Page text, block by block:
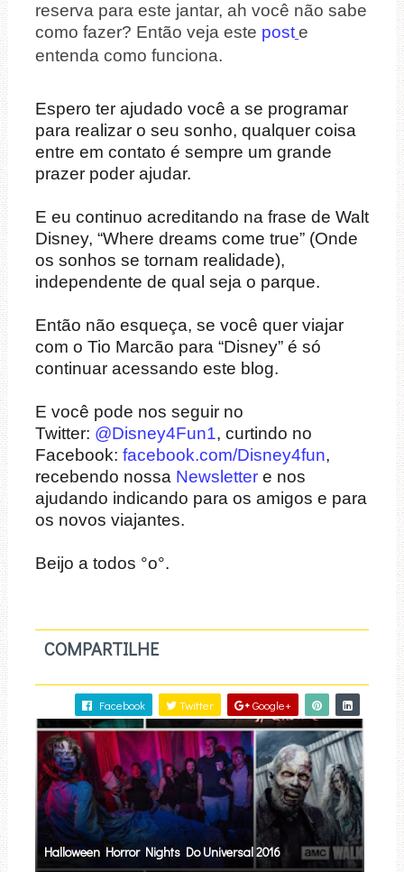
reserva para este jantar, ah você não sabe
como fazer? Então veja este poste
entenda como funciona.
Espero ter ajudado você a se programar
para realizar o seu sonho, qualquer coisa
entre em contato é sempre um grande
prazer poder ajudar.
E eu continuo acreditando na frase de Walt
Disney, “Where dreams come true” (Onde
os sonhos se tornam realidade),
independente de qual seja o parque.
Então não esqueça, se você quer viajar
com o Tio Marcão para “Disney” é só
continuar acessando este blog.
E você pode nos seguir no
Twitter: @Disney4Fun1, curtindo no
Facebook: facebook.com/Disney4fun,
recebendo nossa Newslettere nos
ajudando indicando para os amigos e para
os novos viajantes.
Beijo a todos °o°.
COMPARTILHE
Facebook Twitter Google+
Halloween Horror Nights Do Universal 2016